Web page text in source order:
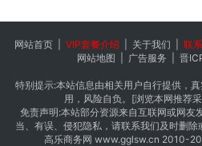
网站首页| VIP套餐介绍 关于我们 联
网站地图
广告服务 晋
特别提示:本站信息由相关用户自行提供，
用，风险自负。[浏览本网推荐
免责声明:本站部分资源来自互联网或网友
当、有误、侵犯隐私，请联系我们及时删
高乐商务网 www.gglsw.cn 2010-